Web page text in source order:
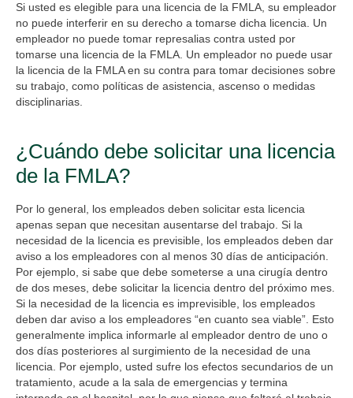
Si usted es elegible para una licencia de la FMLA, su empleador
no puede interferir en su derecho a tomarse dicha licencia. Un
empleador no puede tomar represalias contra usted por
tomarse una licencia de la FMLA. Un empleador no puede usar
la licencia de la FMLA en su contra para tomar decisiones sobre
su trabajo, como políticas de asistencia, ascenso o medidas
disciplinarias.
¿Cuándo debe solicitar una licencia
de la FMLA?
Por lo general, los empleados deben solicitar esta licencia
apenas sepan que necesitan ausentarse del trabajo. Si la
necesidad de la licencia es previsible, los empleados deben dar
aviso a los empleadores con al menos 30 días de anticipación.
Por ejemplo, si sabe que debe someterse a una cirugía dentro
de dos meses, debe solicitar la licencia dentro del próximo mes.
Si la necesidad de la licencia es imprevisible, los empleados
deben dar aviso a los empleadores “en cuanto sea viable”. Esto
generalmente implica informarle al empleador dentro de uno o
dos días posteriores al surgimiento de la necesidad de una
licencia. Por ejemplo, usted sufre los efectos secundarios de un
tratamiento, acude a la sala de emergencias y termina